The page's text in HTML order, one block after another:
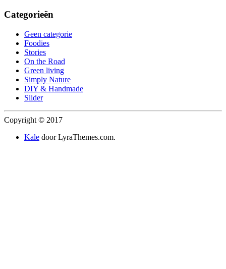
Categorieën
Geen categorie
Foodies
Stories
On the Road
Green living
Simply Nature
DIY & Handmade
Slider
Copyright © 2017
Kale door LyraThemes.com.